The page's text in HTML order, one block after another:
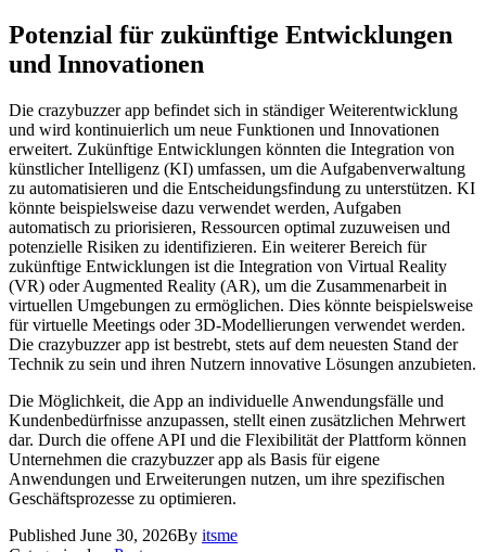
Potenzial für zukünftige Entwicklungen
und Innovationen
Die crazybuzzer app befindet sich in ständiger Weiterentwicklung
und wird kontinuierlich um neue Funktionen und Innovationen
erweitert. Zukünftige Entwicklungen könnten die Integration von
künstlicher Intelligenz (KI) umfassen, um die Aufgabenverwaltung
zu automatisieren und die Entscheidungsfindung zu unterstützen. KI
könnte beispielsweise dazu verwendet werden, Aufgaben
automatisch zu priorisieren, Ressourcen optimal zuzuweisen und
potenzielle Risiken zu identifizieren. Ein weiterer Bereich für
zukünftige Entwicklungen ist die Integration von Virtual Reality
(VR) oder Augmented Reality (AR), um die Zusammenarbeit in
virtuellen Umgebungen zu ermöglichen. Dies könnte beispielsweise
für virtuelle Meetings oder 3D-Modellierungen verwendet werden.
Die crazybuzzer app ist bestrebt, stets auf dem neuesten Stand der
Technik zu sein und ihren Nutzern innovative Lösungen anzubieten.
Die Möglichkeit, die App an individuelle Anwendungsfälle und
Kundenbedürfnisse anzupassen, stellt einen zusätzlichen Mehrwert
dar. Durch die offene API und die Flexibilität der Plattform können
Unternehmen die crazybuzzer app als Basis für eigene
Anwendungen und Erweiterungen nutzen, um ihre spezifischen
Geschäftsprozesse zu optimieren.
Published June 30, 2026By itsme